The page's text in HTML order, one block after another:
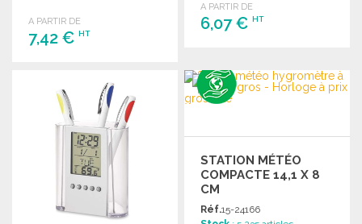
A PARTIR DE
7,42 € HT
Demander un devis
A PARTIR DE
6,07 €HT
Demander un devis
STATION MÉTÉO
COMPACTE 14,1 X 8
CM
Réf.15-24166